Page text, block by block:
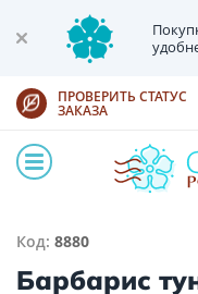
ПРОВЕРИТЬ СТАТУС
ЗАКАЗА
Код: 8880
Барбарис